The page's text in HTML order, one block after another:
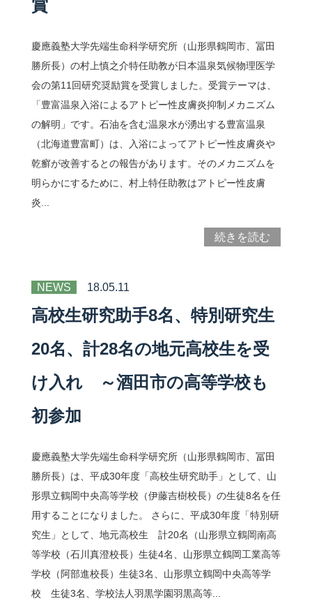
賞
慶應義塾大学先端生命科学研究所（山形県鶴岡市、冨田
勝所長）の村上慎之介特任助教が日本温泉気候物理医学
会の第11回研究奨励賞を受賞しました。受賞テーマは、
「豊富温泉入浴によるアトピー性皮膚炎抑制メカニズム
の解明」です。石油を含む温泉水が湧出する豊富温泉
（北海道豊富町）は、入浴によってアトピー性皮膚炎や
乾癬が改善するとの報告があります。そのメカニズムを
明らかにするために、村上特任助教はアトピー性皮膚
炎...
続きを読む
NEWS 18.05.11
高校生研究助手8名、特別研究生
20名、計28名の地元高校生を受
け入れ ～酒田市の高等学校も
初参加
慶應義塾大学先端生命科学研究所（山形県鶴岡市、冨田
勝所長）は、平成30年度「高校生研究助手」として、山
形県立鶴岡中央高等学校（伊藤吉樹校長）の生徒8名を任
用することになりました。 さらに、平成30年度「特別研
究生」として、地元高校生 計20名（山形県立鶴岡南高
等学校（石川真澄校長）生徒4名、山形県立鶴岡工業高等
学校（阿部進校長）生徒3名、山形県立鶴岡中央高等学
校 生徒3名、学校法人羽黒学園羽黒高等...